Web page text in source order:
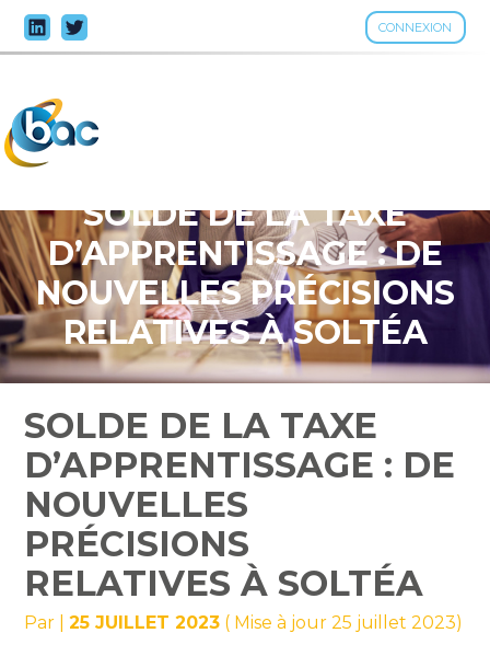
CONNEXION
Aller
au
SOLDE DE LA TAXE
D’APPRENTISSAGE : DE
NOUVELLES PRÉCISIONS
RELATIVES À SOLTÉA
SOLDE DE LA TAXE
D’APPRENTISSAGE : DE
NOUVELLES
PRÉCISIONS
RELATIVES À SOLTÉA
Par |25 JUILLET 2023 ( Mise à jour 25 juillet 2023)